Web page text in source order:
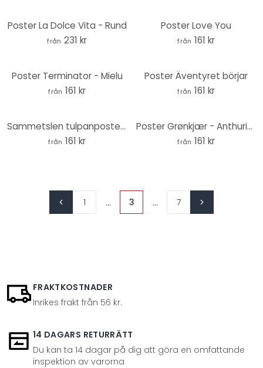
Poster La Dolce Vita - Rund
från 231 kr
Poster Love You
från 161 kr
Poster Terminator - Mielu
från 161 kr
Poster Äventyret börjar
från 161 kr
Sammetslen tulpanposter i svart - Paksoylu
från 161 kr
Poster Grønkjær - Anthurium svartvitt
från 161 kr
1 ... 3 ... 7
FRAKTKOSTNADER
Inrikes frakt från 56 kr.
14 DAGARS RETURRÄTT
Du kan ta 14 dagar på dig att göra en omfattande
inspektion av varorna